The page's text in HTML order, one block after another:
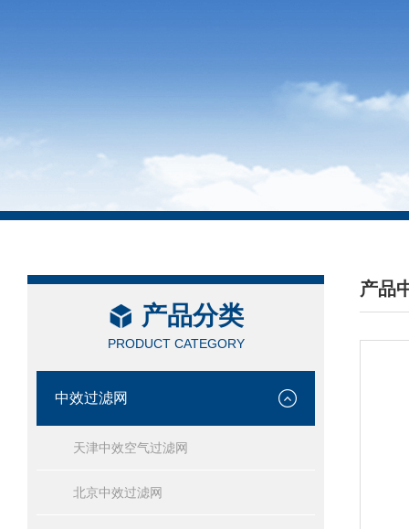
产品分类
PRODUCT CATEGORY
中效过滤网
天津中效空气过滤网
北京中效过滤网
产品
/